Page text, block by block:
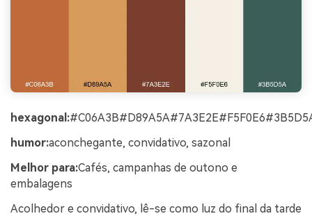
hexagonal:
humor:aconchegante, convidativo, sazonal
Melhor para:Cafés, campanhas de outono e
embalagens
Acolhedor e convidativo, lê-se como luz do final da tarde